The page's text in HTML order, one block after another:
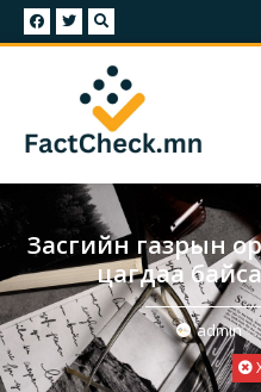
Засгийн газрын
цагдаа
admin